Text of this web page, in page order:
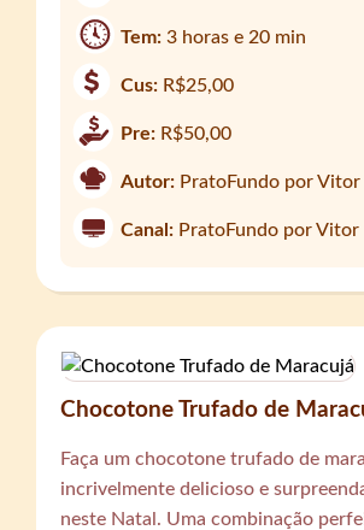
Tem:3 horas e 20 min
Cus: R$25,00
Pre: R$50,00
Autor: PratoFundo por
Canal: PratoFundo por Vitor
Chocotone Trufado de
Faça um chocotone trufado de
incrivelmente delicioso e
neste Natal. Uma combinação